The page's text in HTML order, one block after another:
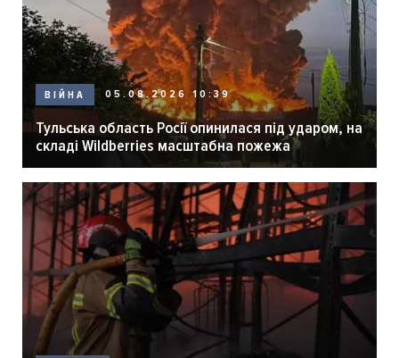
ВІЙНА 05.08.2026 10:39
Тульська область Росії опинилася під ударом, на
складі Wildberries масштабна пожежа